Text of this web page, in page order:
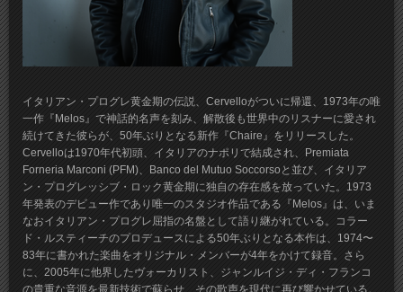
イタリアン・プログレ黄金期の伝説、Cervelloがついに帰還、1973年の唯
一作『Melos』で神話的名声を刻み、解散後も世界中のリスナーに愛され
続けてきた彼らが、50年ぶりとなる新作『Chaire』をリリースした。
Cervelloは1970年代初頭、イタリアのナポリで結成され、Premiata
Forneria Marconi (PFM)、Banco del Mutuo Soccorsoと並び、イタリア
ン・プログレッシブ・ロック黄金期に独自の存在感を放っていた。1973
年発表のデビュー作であり唯一のスタジオ作品である『Melos』は、いま
なおイタリアン・プログレ屈指の名盤として語り継がれている。コラー
ド・ルスティーチのプロデュースによる50年ぶりとなる本作は、1974〜
83年に書かれた楽曲をオリジナル・メンバーが4年をかけて録音。さら
に、2005年に他界したヴォーカリスト、ジャンルイジ・ディ・フランコ
の貴重な音源を最新技術で蘇らせ、その歌声を現代に再び響かせている。